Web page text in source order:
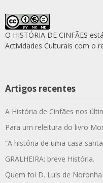
O HISTÓRIA DE CINFÃES
Actividades Culturais com o
Artigos recentes
A História de Cinfães nos
Para um releitura do livro
“A história de uma casa
GRALHEIRA: breve História.
Quem foi D. Luís de